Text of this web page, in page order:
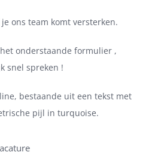
ons team komt versterken.
onderstaande formulier ,
snel spreken !
bestaande uit een tekst met
pijl in turquoise.